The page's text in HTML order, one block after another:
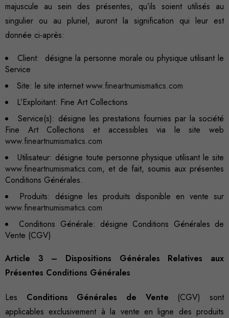
majuscule au sein des présentes, qu’ils soient utilisés au
singulier ou au pluriel, auront la signification qui leur est
donnée ci-après:
Client:
désigne la personne morale ou physique utilisant le
Service
Site: le site internetwww.fineartnumismatics.com
L’Exploitant: Fine Art Collections
Service(s): désigne les prestations fournies par la société
Fine Art Collections et accessibles via le site web
www.fineartnumismatics.com
Utilisateur: désigne toute personne physique utilisant le site
www.fineartnumismatics.com, et de fait, soumis aux présentes
Conditions Générales.
Produits: désigne les produits disponible en vente sur
www.fineartnumismatics.com
Conditions Générale: désigne Conditions Générales de
Vente (CGV)
Article 3 – Dispositions Générales Relatives aux
Présentes Conditions Générales
Les Conditions Générales de Vente (CGV) sont
applicables exclusivement à la vente en ligne des produits